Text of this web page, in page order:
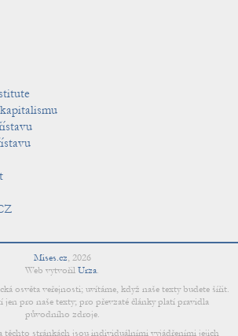
Mises.cz, 2026
Web vytvořil Urza.
osvěta veřejnosti; uvítáme, když naše texty budete šířit.
jen pro naše texty; pro převzaté články platí pravidla
původního zdroje.
těchto stránkách jsou individuálními vyjádřeními jejich